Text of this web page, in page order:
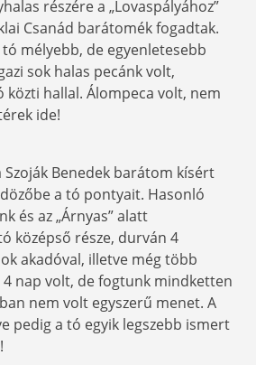
részére a „Lovaspályához”
Csanád barátomék fogadtak.
tó mélyebb, de egyenletesebb
sok halas pecánk volt,
közti hallal. Álompeca volt, nem
ide!
Benedek barátom kísért
a tó pontyait. Hasonló
és az „Árnyas” alatt
középső része, durván 4
akadóval, illetve még több
4 nap volt, de fogtunk mindketten
nem volt egyszerű menet. A
pedig a tó egyik legszebb ismert